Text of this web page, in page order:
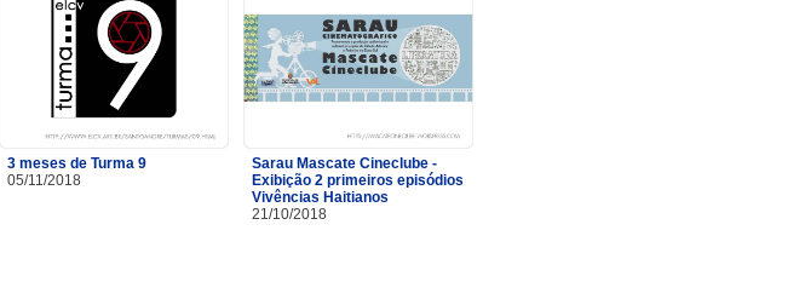
3 meses de Turma 9
05/11/2018
Sarau Mascate Cineclube -
Exibição 2 primeiros episódios
Vivências Haitianos
21/10/2018